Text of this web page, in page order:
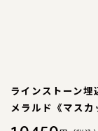
おすすめ
お直し
ラインストーン
メラルド《マスカ